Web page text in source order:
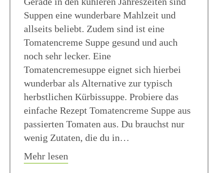
Suppen eine wunderbare Mahlzeit und
allseits beliebt. Zudem sind ist eine
Tomatencreme Suppe gesund und auch
noch sehr lecker. Eine
Tomatencremesuppe eignet sich hierbei
wunderbar als Alternative zur typisch
herbstlichen Kürbissuppe. Probiere das
einfache Rezept Tomatencreme Suppe aus
passierten Tomaten aus. Du brauchst nur
wenig Zutaten, die du in…
Mehr lesen